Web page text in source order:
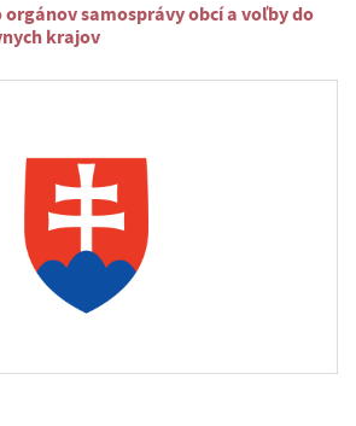
samosprávy obcí a voľby do
krajov